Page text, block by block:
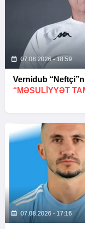
07.08.2026 - 18:59
Vernidub
“MƏSULIYYƏT
07.08.2026 - 17:16